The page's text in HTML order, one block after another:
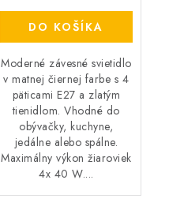
DO KOŠÍKA
Moderné závesné svietidlo
v matnej čiernej farbe s 4
päticami E27 a zlatým
tienidlom. Vhodné do
obývačky, kuchyne,
jedálne alebo spálne.
Maximálny výkon žiaroviek
4x 40 W....